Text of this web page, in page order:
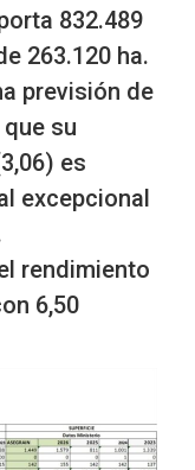
832.489
263.120 ha.
previsión de
su
es
excepcional
rendimiento
6,50